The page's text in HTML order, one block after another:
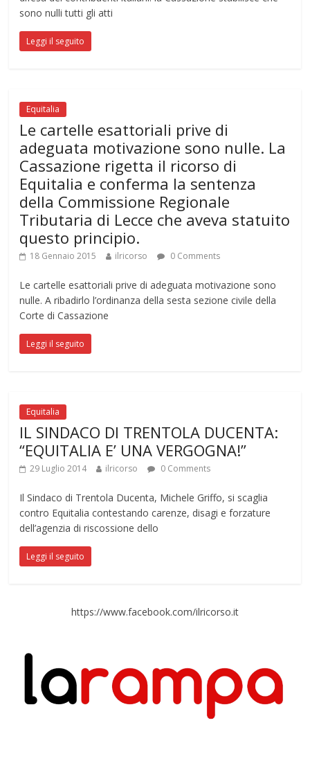
sono nulli tutti gli atti
Leggi il seguito
Equitalia
Le cartelle esattoriali prive di
adeguata motivazione sono nulle. La
Cassazione rigetta il ricorso di
Equitalia e conferma la sentenza
della Commissione Regionale
Tributaria di Lecce che aveva statuito
questo principio.
18 Gennaio 2015 ilricorso 0 Comments
Le cartelle esattoriali prive di adeguata motivazione sono
nulle. A ribadirlo l’ordinanza della sesta sezione civile della
Corte di Cassazione
Leggi il seguito
Equitalia
IL SINDACO DI TRENTOLA DUCENTA:
“EQUITALIA E’ UNA VERGOGNA!”
29 Luglio 2014 ilricorso 0 Comments
Il Sindaco di Trentola Ducenta, Michele Griffo, si scaglia
contro Equitalia contestando carenze, disagi e forzature
dell’agenzia di riscossione dello
Leggi il seguito
https://www.facebook.com/ilricorso.it